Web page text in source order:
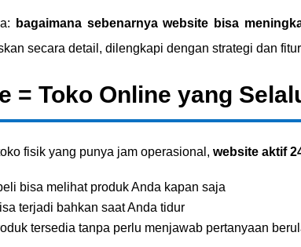
bagaimana sebenarnya website bisa
secara detail, dilengkapi dengan strategi dan
= Toko Online yang
fisik yang punya jam operasional,website aktif
bisa melihat produk Anda kapan saja
terjadi bahkan saat Anda tidur
tersedia tanpa perlu menjawab pertanyaan